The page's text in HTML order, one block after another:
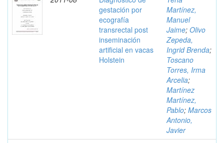
gestación por
ecografía
transrectal post
inseminación
artificial en vacas
Holstein
Martínez,
Manuel
Jaime; Olivo
Zepeda,
Ingrid Brenda;
Toscano
Torres, Irma
Arcelia;
Martínez
Martínez,
Pablo; Marcos
Antonio,
Javier